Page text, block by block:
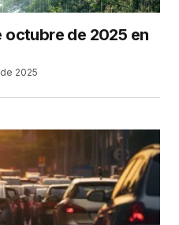
octubre de 2025 en
2025